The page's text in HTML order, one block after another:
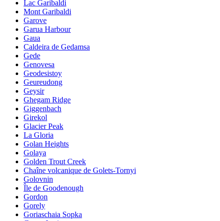
Lac Garibaldi
Mont Garibaldi
Garove
Garua Harbour
Gaua
Caldeira de Gedamsa
Gede
Genovesa
Geodesistoy
Geureudong
Geysir
Ghegam Ridge
Giggenbach
Girekol
Glacier Peak
La Gloria
Golan Heights
Golaya
Golden Trout Creek
Chaîne volcanique de Golets-Tornyi
Golovnin
Île de Goodenough
Gordon
Gorely
Goriaschaia Sopka